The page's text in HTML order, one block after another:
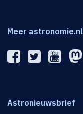
Meer astronomie.nl
Astronieuwsbrief